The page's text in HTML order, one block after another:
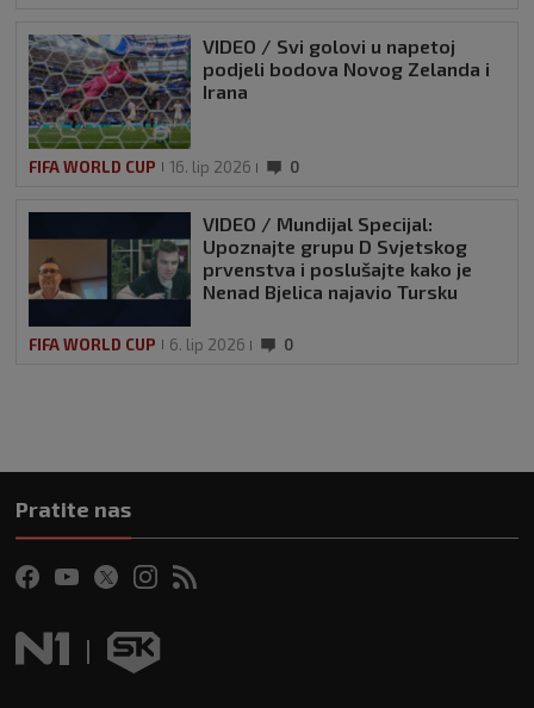
VIDEO / Svi golovi u napetoj
podjeli bodova Novog Zelanda i
Irana
FIFA WORLD CUP 16. lip 2026 0
VIDEO / Mundijal Specijal:
Upoznajte grupu D Svjetskog
prvenstva i poslušajte kako je
Nenad Bjelica najavio Tursku
FIFA WORLD CUP 6. lip 2026 0
Pratite nas